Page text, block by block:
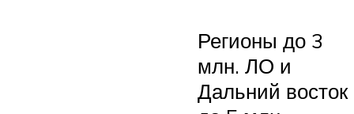
Регионы до 3
млн. ЛО и
Дальний восток